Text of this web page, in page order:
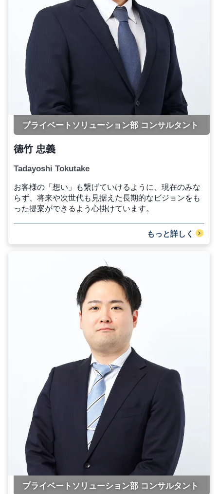
プライベートソリューション部 コンサルタント
德竹 忠義
Tadayoshi Tokutake
お客様の「想い」も繋げていけるように、現在のみな
らず、将来や次世代も見据えた長期的なビジョンをも
った提案ができるよう心掛けています。
もっと詳しく
プライベートソリューション部 コンサルタント